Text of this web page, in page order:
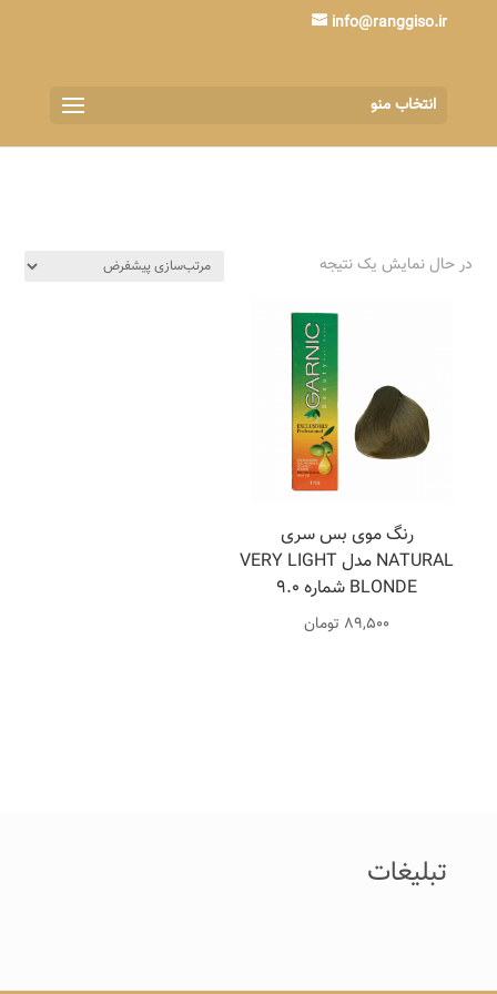
info@ranggiso.ir
انتخاب منو
در حال نمایش یک نتیجه
رنگ موی بس سری
NATURAL مدل VERY LIGHT
BLONDE شماره 9.0
89,500 تومان
تبلیغات